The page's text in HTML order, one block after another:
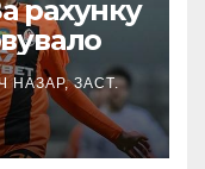
рахунку
НАЗАР, ЗАСТ.